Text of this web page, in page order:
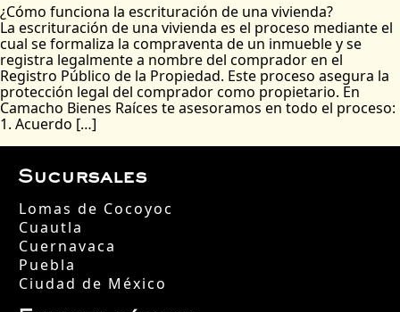
¿Cómo funciona la escrituración de una vivienda?
La escrituración de una vivienda es el proceso mediante el
cual se formaliza la compraventa de un inmueble y se
registra legalmente a nombre del comprador en el
Registro Público de la Propiedad. Este proceso asegura la
protección legal del comprador como propietario. En
Camacho Bienes Raíces te asesoramos en todo el proceso:
1. Acuerdo […]
Sucursales
Lomas de Cocoyoc
Cuautla
Cuernavaca
Puebla
Ciudad de México